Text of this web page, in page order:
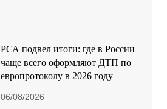
РСА подвел итоги: где в России
чаще всего оформляют ДТП по
европротоколу в 2026 году
06/08/2026